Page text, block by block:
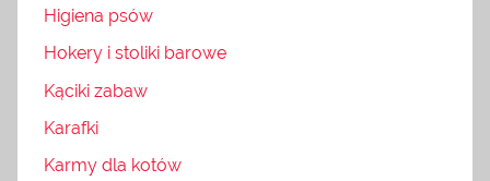
Higiena psów
Hokery i stoliki barowe
Kąciki zabaw
Karafki
Karmy dla kotów